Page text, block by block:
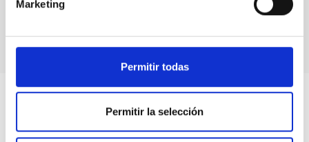
Marketing
Permitir todas
Permitir la selección